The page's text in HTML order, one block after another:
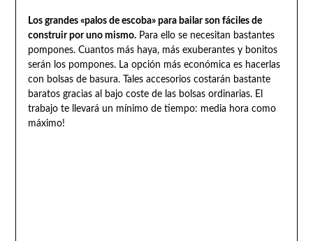
Los grandes «palos de escoba» para bailar son fáciles de
construir por uno mismo.Para ello se necesitan bastantes
pompones. Cuantos más haya, más exuberantes y bonitos
serán los pompones. La opción más económica es hacerlas
con bolsas de basura. Tales accesorios costarán bastante
baratos gracias al bajo coste de las bolsas ordinarias. El
trabajo te llevará un mínimo de tiempo: media hora como
máximo!